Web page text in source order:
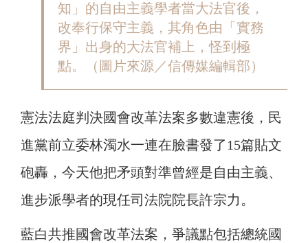
知」的自由主義學者當大法官後，
改奉行保守主義，其角色由「實務
界」出身的大法官補上，怪到極
點。（圖片來源／信傳媒編輯部）
憲法法庭判決國會改革法案多數違憲後，民
進黨前立委林濁水一連在臉書發了15篇貼文
砲轟，今天他把矛頭對準曾經是自由主義、
進步派學者的現任司法院院長許宗力。
藍白共推國會改革法案，爭議點包括總統國